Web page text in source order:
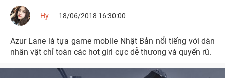
Hy 18/06/2018 16:30:00
Azur Lane là tựa game mobile Nhật Bản nổi tiếng với dàn
nhân vật chỉ toàn các hot girl cực dễ thương và quyến rũ.